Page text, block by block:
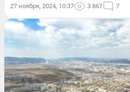
27 ноября, 2024, 10:37 3 867 7